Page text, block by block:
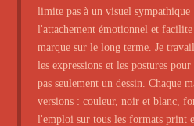
limite pas à un visuel
l'attachement émotionnel et
marque sur le long terme. Je
les expressions et les postures
pas seulement un dessin. Chaque
versions : couleur, noir et blanc,
l'emploi sur tous les formats print